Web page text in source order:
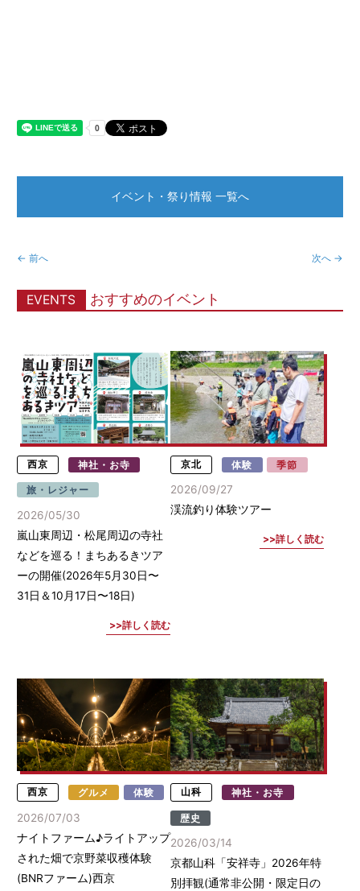
← 前へ 次へ →
イベント・祭り情報 一覧へ
EVENTS おすすめのイベント
西京 神社・お寺
旅・レジャー
2026/05/30
嵐山東周辺・松尾周辺の寺社
などを巡る！まちあるきツア
ーの開催(2026年5月30日〜
31日＆10月17日〜18日)
詳しく読む
京北 体験 季節
2026/09/27
渓流釣り体験ツアー
詳しく読む
西京 グルメ 体験
2026/07/03
ナイトファーム♪ライトアップ
された畑で京野菜収穫体験
(BNRファーム)西京
山科 神社・お寺
歴史
2026/03/14
京都山科「安祥寺」2026年特
別拝観(通常非公開・限定日の